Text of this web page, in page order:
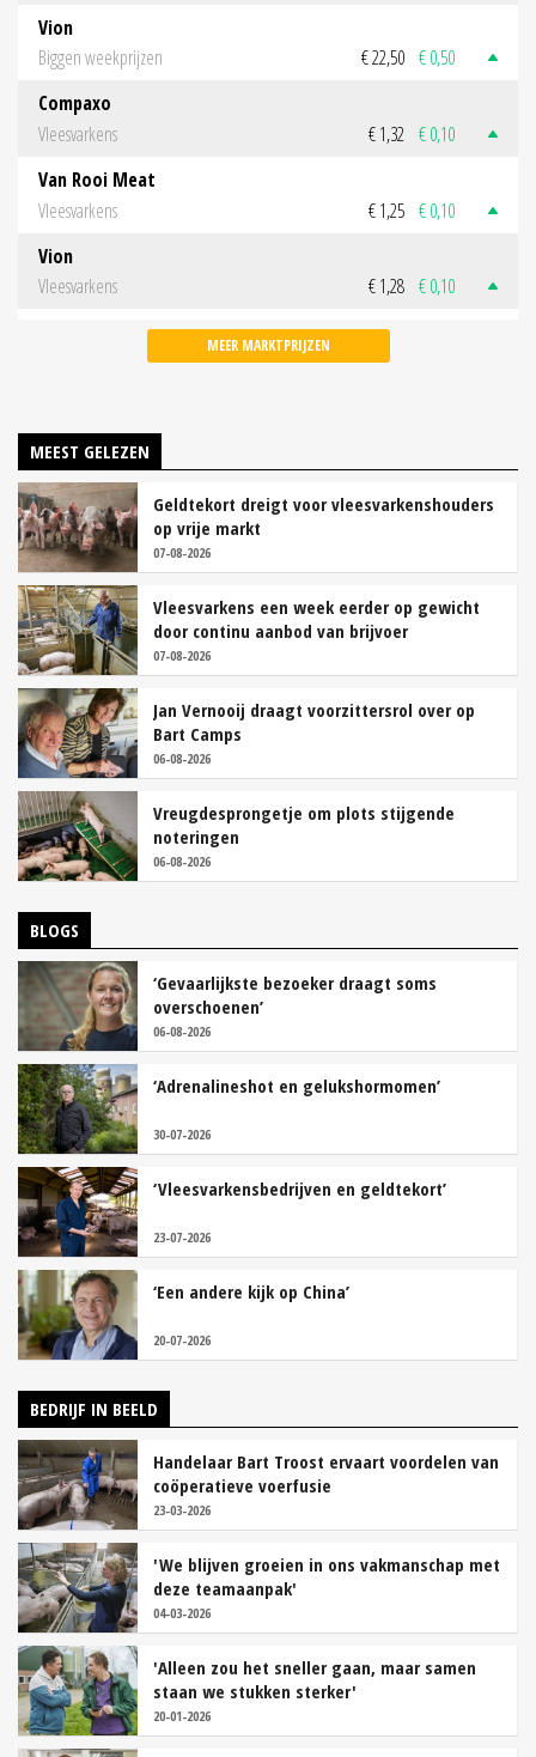
Vion
Biggen weekprijzen
€ 22,50 € 0,50
Compaxo
Vleesvarkens
€ 1,32 € 0,10
Van Rooi Meat
Vleesvarkens
€ 1,25 € 0,10
Vion
Vleesvarkens
€ 1,28 € 0,10
MEER MARKTPRIJZEN
MEEST GELEZEN
Geldtekort dreigt voor vleesvarkenshouders
op vrije markt
07-08-2026
Vleesvarkens een week eerder op gewicht
door continu aanbod van brijvoer
07-08-2026
Jan Vernooij draagt voorzittersrol over op
Bart Camps
06-08-2026
Vreugdesprongetje om plots stijgende
noteringen
06-08-2026
BLOGS
‘Gevaarlijkste bezoeker draagt soms
overschoenen’
06-08-2026
‘Adrenalineshot en gelukshormomen’
30-07-2026
‘Vleesvarkensbedrijven en geldtekort’
23-07-2026
‘Een andere kijk op China’
20-07-2026
BEDRIJF IN BEELD
Handelaar Bart Troost ervaart voordelen van
coöperatieve voerfusie
23-03-2026
'We blijven groeien in ons vakmanschap met
deze teamaanpak'
04-03-2026
'Alleen zou het sneller gaan, maar samen
staan we stukken sterker'
20-01-2026